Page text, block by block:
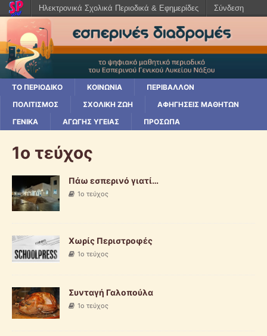
ΤΟ ΠΕΡΙΟΔΙΚΌ ΚΟΙΝΩΝΊΑ
ΠΕΡΙΒΆΛΛΟΝ
ΠΟΛΙΤΙΣΜΌΣ
ΣΧΟΛΙΚΉ ΖΩΉ
ΑΦΗΓΉΣΕΙΣ ΜΑΘΗΤΏΝ
ΓΕΝΙΚΆ
ΑΓΩΓΉΣ ΥΓΕΊΑΣ ΠΡΌΣΩΠΑ
1ο τεύχος
Πάω εσπερινό γιατί…
1ο τεύχος
Χωρίς Περιστροφές
1ο τεύχος
Συνταγή Γαλοπούλα
1ο τεύχος
Ηλεκτρονικά Σχολικά Περιοδικά & Εφημερίδες Σύνδεση